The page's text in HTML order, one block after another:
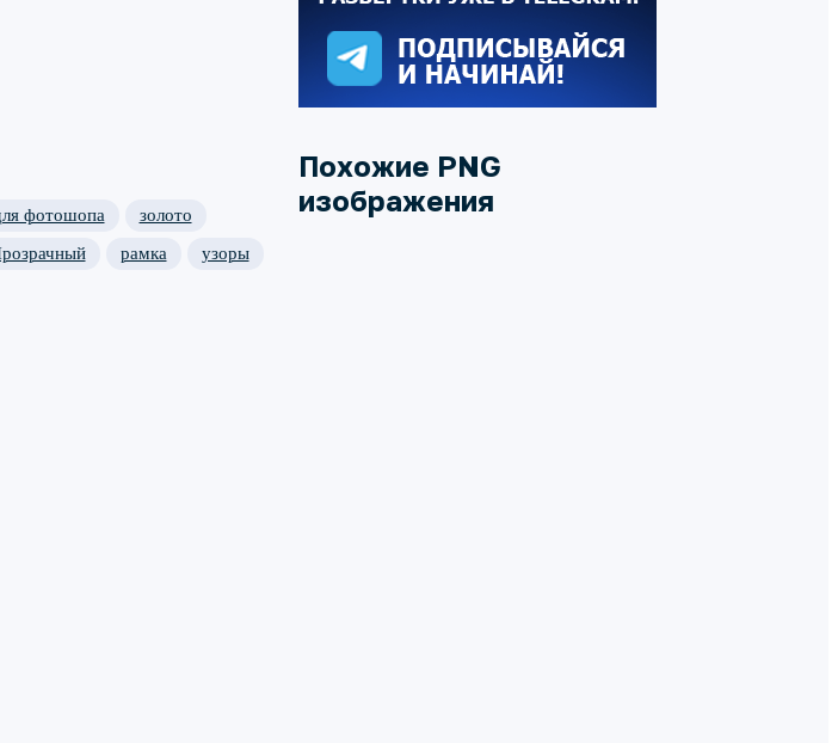
фотошопа
золото
рамка
узоры
Похожие PNG
изображения